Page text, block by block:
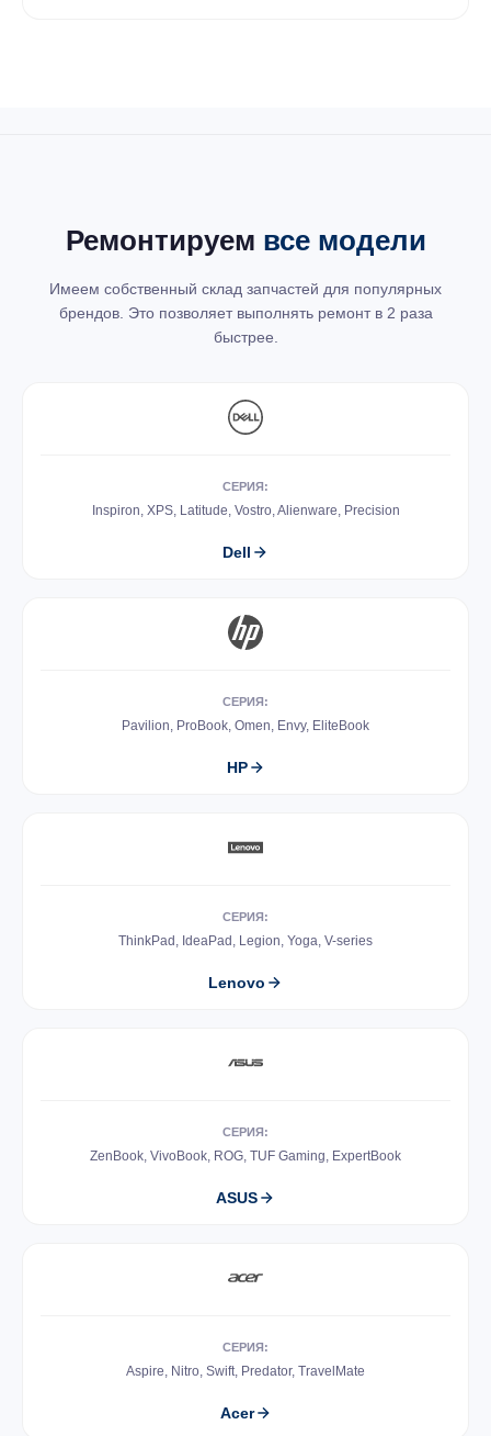
Ремонтируем все модели
Имеем собственный склад запчастей для популярных
брендов. Это позволяет выполнять ремонт в 2 раза
быстрее.
СЕРИЯ:
Inspiron, XPS, Latitude, Vostro, Alienware, Precision
Dell
СЕРИЯ:
Pavilion, ProBook, Omen, Envy, EliteBook
HP
СЕРИЯ:
ThinkPad, IdeaPad, Legion, Yoga, V-series
Lenovo
СЕРИЯ:
ZenBook, VivoBook, ROG, TUF Gaming, ExpertBook
ASUS
СЕРИЯ:
Aspire, Nitro, Swift, Predator, TravelMate
Acer